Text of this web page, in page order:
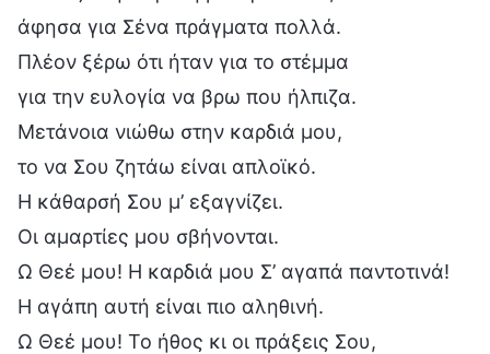
άφησα για Σένα πράγματα πολλά.
Πλέον ξέρω ότι ήταν για το στέμμα
για την ευλογία να βρω που ήλπιζα.
Μετάνοια νιώθω στην καρδιά μου,
το να Σου ζητάω είναι απλοϊκό.
Η κάθαρσή Σου μ’ εξαγνίζει.
Οι αμαρτίες μου σβήνονται.
Ω Θεέ μου! Η καρδιά μου Σ’ αγαπά παντοτινά!
Η αγάπη αυτή είναι πιο αληθινή.
Ω Θεέ μου! Το ήθος κι οι πράξεις Σου,